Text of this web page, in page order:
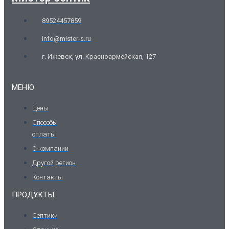
89524457859
info@mister-s.ru
г. Ижевск, ул. Красноармейская, 127
МЕНЮ
Цены
Способы
оплаты
О компании
Другой регион
Контакты
ПРОДУКТЫ
Септики